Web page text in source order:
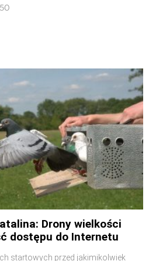
Drony wielkości
dostępu do Internetu
startowych przed jakimikolwiek